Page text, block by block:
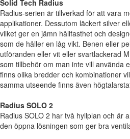
Solid Tech Radius
Radius-serien är tillverkad för att vara
applikationer. Dessutom läckert silver
vilket ger en jämn hållfasthet och
som de håller en låg vikt. Benen eller
utföranden eller vit eller svartlackerad
som tillbehör om man inte vill använda
finns olika bredder och kombinationer
samma utseende finns även
Radius SOLO 2
Radius SOLO 2 har två hyllplan och är
den öppna lösningen som ger bra